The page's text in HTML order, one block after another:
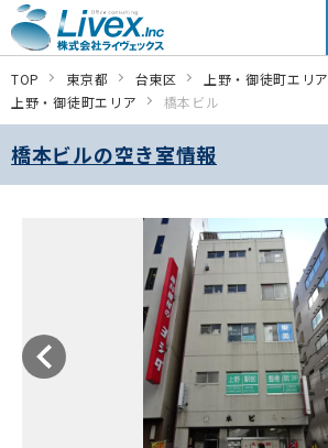
TOP 東京都 台東区
上野・御徒町エリア
上野・御徒町エリア
橋本ビル
橋本ビルの空き室情報